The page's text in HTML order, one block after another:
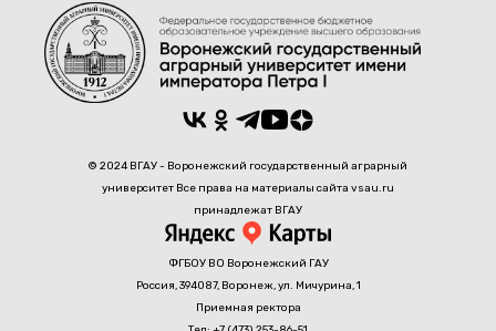
© 2024 ВГАУ - Воронежский государственный аграрный
университет Все права на материалы сайта vsau.ru
принадлежат ВГАУ
ФГБОУ ВО Воронежский ГАУ
Россия, 394087, Воронеж, ул. Мичурина, 1
Приемная ректора